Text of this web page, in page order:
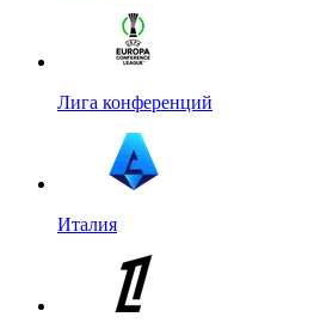
Лига конференций
Италия